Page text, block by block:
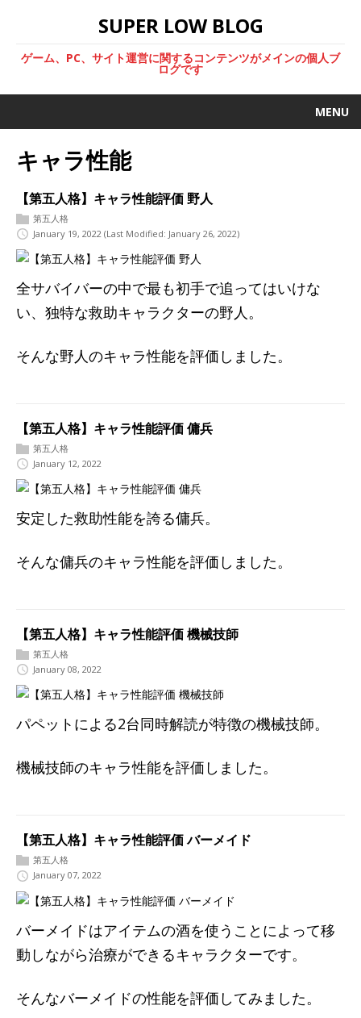
SUPER LOW BLOG
ゲーム、PC、サイト運営に関するコンテンツがメインの個人ブ
ログです
MENU
キャラ性能
【第五人格】キャラ性能評価 野人
第五人格
January 19, 2022 (Last Modified: January 26, 2022)
全サバイバーの中で最も初手で追ってはいけな
い、独特な救助キャラクターの野人。
そんな野人のキャラ性能を評価しました。
【第五人格】キャラ性能評価 傭兵
第五人格
January 12, 2022
安定した救助性能を誇る傭兵。
そんな傭兵のキャラ性能を評価しました。
【第五人格】キャラ性能評価 機械技師
第五人格
January 08, 2022
パペットによる2台同時解読が特徴の機械技師。
機械技師のキャラ性能を評価しました。
【第五人格】キャラ性能評価 バーメイド
第五人格
January 07, 2022
バーメイドはアイテムの酒を使うことによって移
動しながら治療ができるキャラクターです。
そんなバーメイドの性能を評価してみました。